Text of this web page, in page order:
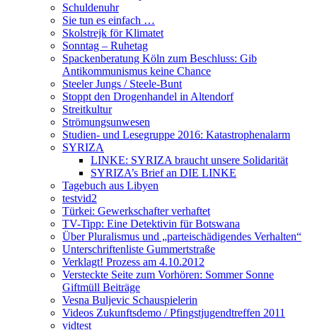
Schuldenuhr
Sie tun es einfach …
Skolstrejk för Klimatet
Sonntag – Ruhetag
Spackenberatung Köln zum Beschluss: Gib
Antikommunismus keine Chance
Steeler Jungs / Steele-Bunt
Stoppt den Drogenhandel in Altendorf
Streitkultur
Strömungsunwesen
Studien- und Lesegruppe 2016: Katastrophenalarm
SYRIZA
LINKE: SYRIZA braucht unsere Solidarität
SYRIZA’s Brief an DIE LINKE
Tagebuch aus Libyen
testvid2
Türkei: Gewerkschafter verhaftet
TV-Tipp: Eine Detektivin für Botswana
Über Pluralismus und „parteischädigendes Verhalten“
Unterschriftenliste Gummertstraße
Verklagt! Prozess am 4.10.2012
Versteckte Seite zum Vorhören: Sommer Sonne
Giftmüll Beiträge
Vesna Buljevic Schauspielerin
Videos Zukunftsdemo / Pfingstjugendtreffen 2011
vidtest